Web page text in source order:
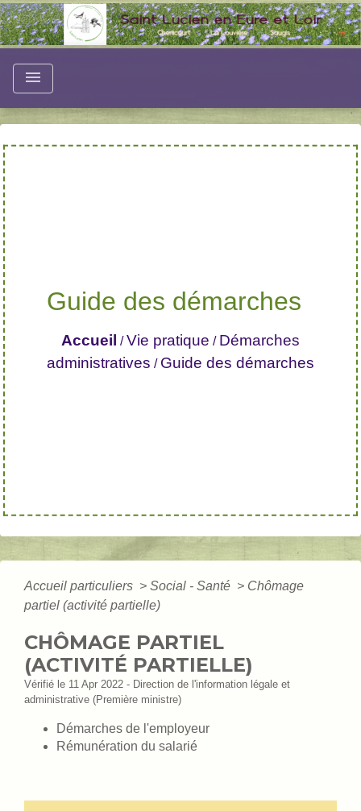
menu
Guide des démarches
Accueil /Vie pratique / Démarches
administratives / Guide des démarches
Accueil particuliers > Social - Santé > Chômage
partiel (activité partielle)
CHÔMAGE PARTIEL
(ACTIVITÉ PARTIELLE)
Vérifié le 11 Apr 2022 - Direction de l'information légale et
administrative (Première ministre)
Démarches de l'employeur
Rémunération du salarié